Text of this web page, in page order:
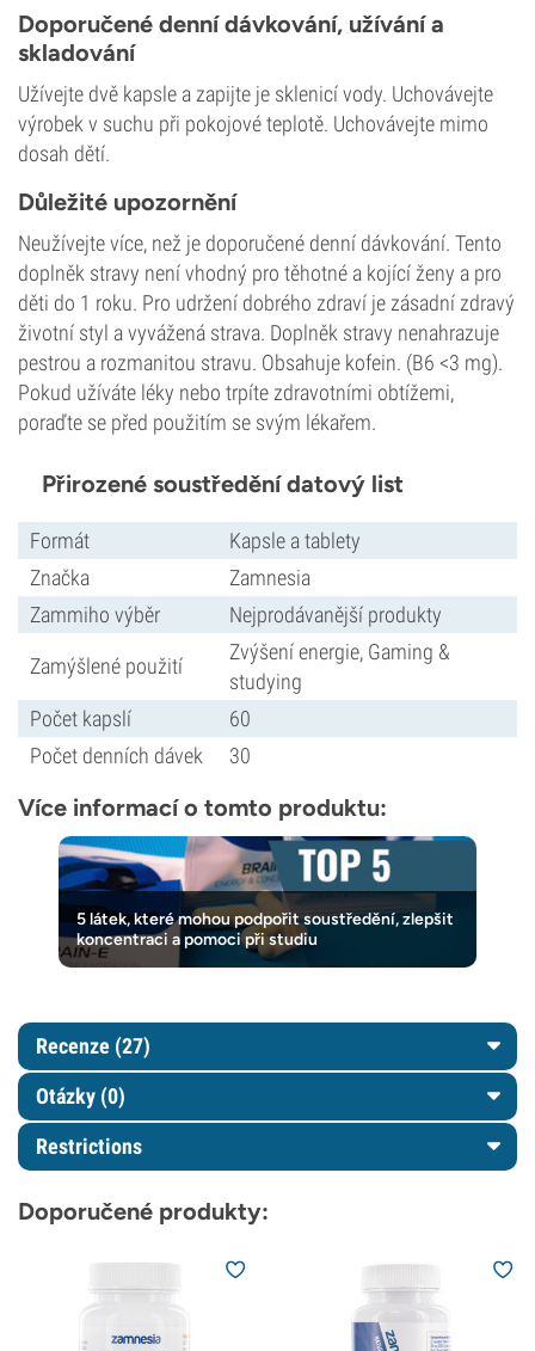
Doporučené denní dávkování, užívání a
skladování
Užívejte dvě kapsle a zapijte je sklenicí vody. Uchovávejte
výrobek v suchu při pokojové teplotě. Uchovávejte mimo
dosah dětí.
Důležité upozornění
Neužívejte více, než je doporučené denní dávkování. Tento
doplněk stravy není vhodný pro těhotné a kojící ženy a pro
děti do 1 roku. Pro udržení dobrého zdraví je zásadní zdravý
životní styl a vyvážená strava. Doplněk stravy nenahrazuje
pestrou a rozmanitou stravu. Obsahuje kofein. (B6 <3 mg).
Pokud užíváte léky nebo trpíte zdravotními obtížemi,
poraďte se před použitím se svým lékařem.
Přirozené soustředění datový list
Formát
Kapsle a tablety
Značka
Zamnesia
Zammiho výběr
Nejprodávanější produkty
Zamýšlené použití
Zvýšení energie, Gaming &
studying
Počet kapslí
60
Počet denních dávek
30
Více informací o tomto produktu:
5 látek, které mohou podpořit soustředění, zlepšit
koncentraci a pomoci při studiu
Recenze (27)
Otázky (0)
Restrictions
Doporučené produkty: